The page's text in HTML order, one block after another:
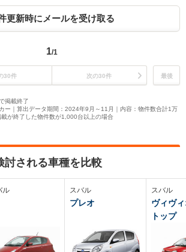
置
コーダー 社外/ヘッド
更新時にメールを受け取る
1/1
30件 次の30件 最後
掲載終了
ー｜算出データ期間：2024年9月～11月｜内容：物件数合計1万
が終了した物件数が1,000台以上の場合
討される車種を比較
ル スバル
プレオ
スバル
ヴィヴ
トップ